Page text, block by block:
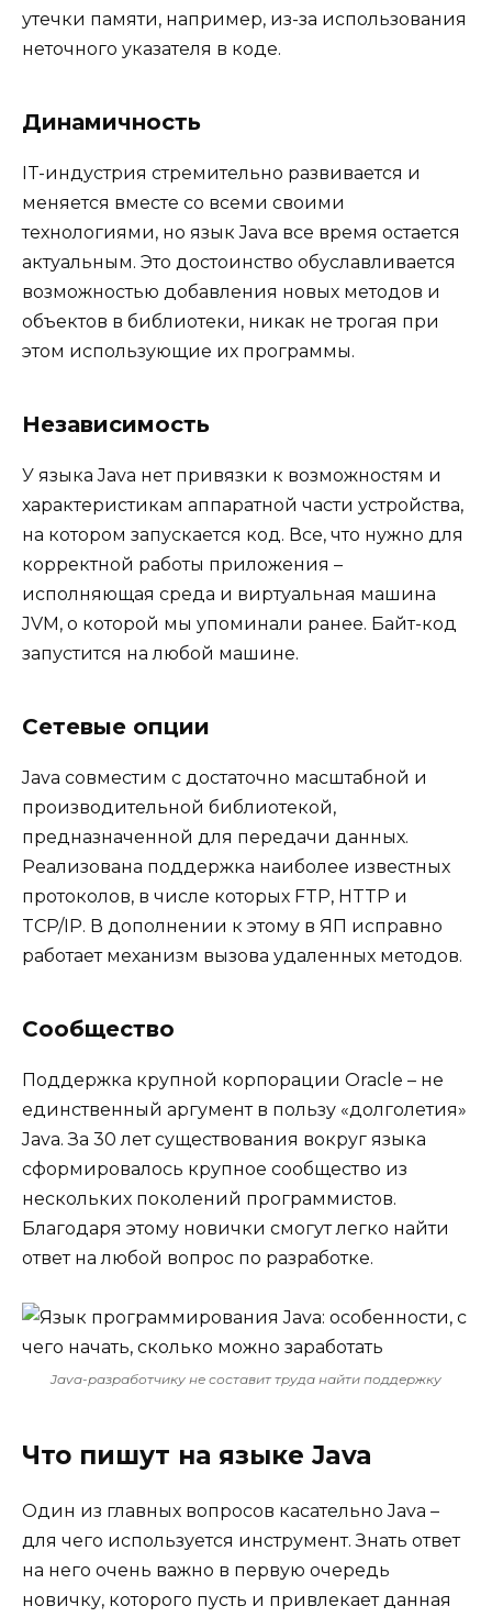
утечки памяти, например, из-за использования
неточного указателя в коде.
Динамичность
IT-индустрия стремительно развивается и
меняется вместе со всеми своими
технологиями, но язык Java все время остается
актуальным. Это достоинство обуславливается
возможностью добавления новых методов и
объектов в библиотеки, никак не трогая при
этом использующие их программы.
Независимость
У языка Java нет привязки к возможностям и
характеристикам аппаратной части устройства,
на котором запускается код. Все, что нужно для
корректной работы приложения –
исполняющая среда и виртуальная машина
JVM, о которой мы упоминали ранее. Байт-код
запустится на любой машине.
Сетевые опции
Java совместим с достаточно масштабной и
производительной библиотекой,
предназначенной для передачи данных.
Реализована поддержка наиболее известных
протоколов, в числе которых FTP, HTTP и
TCP/IP. В дополнении к этому в ЯП исправно
работает механизм вызова удаленных методов.
Сообщество
Поддержка крупной корпорации Oracle – не
единственный аргумент в пользу «долголетия»
Java. За 30 лет существования вокруг языка
сформировалось крупное сообщество из
нескольких поколений программистов.
Благодаря этому новички смогут легко найти
ответ на любой вопрос по разработке.
Java-разработчику не составит труда найти поддержку
Что пишут на языке Java
Один из главных вопросов касательно Java –
для чего используется инструмент. Знать ответ
на него очень важно в первую очередь
новичку, которого пусть и привлекает данная